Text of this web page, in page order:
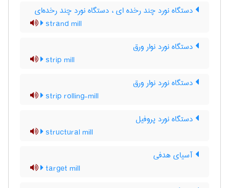
دستگاه نورد چند رخده ای ، دستگاه نورد چند رخده‌ای
strand mill
دستگاه نورد نوار ورق
strip mill
دستگاه نورد نوار ورق
strip rolling-mill
دستگاه نورد پروفیل
structural mill
آسیای هدفی
target mill